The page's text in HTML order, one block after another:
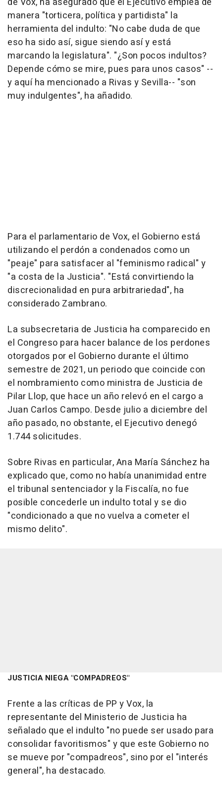
manera "torticera, política y partidista" la
herramienta del indulto: "No cabe duda de que
eso ha sido así, sigue siendo así y está
marcando la legislatura". "¿Son pocos indultos?
Depende cómo se mire, pues para unos casos" --
y aquí ha mencionado a Rivas y Sevilla-- "son
muy indulgentes", ha añadido.
Para el parlamentario de Vox, el Gobierno está
utilizando el perdón a condenados como un
"peaje" para satisfacer al "feminismo radical" y
"a costa de la Justicia". "Está convirtiendo la
discrecionalidad en pura arbitrariedad", ha
considerado Zambrano.
La subsecretaria de Justicia ha comparecido en
el Congreso para hacer balance de los perdones
otorgados por el Gobierno durante el último
semestre de 2021, un periodo que coincide con
el nombramiento como ministra de Justicia de
Pilar Llop, que hace un año relevó en el cargo a
Juan Carlos Campo. Desde julio a diciembre del
año pasado, no obstante, el Ejecutivo denegó
1.744 solicitudes.
Sobre Rivas en particular, Ana María Sánchez ha
explicado que, como no había unanimidad entre
el tribunal sentenciador y la Fiscalía, no fue
posible concederle un indulto total y se dio
"condicionado a que no vuelva a cometer el
mismo delito".
JUSTICIA NIEGA "COMPADREOS"
Frente a las críticas de PP y Vox, la
representante del Ministerio de Justicia ha
señalado que el indulto "no puede ser usado para
consolidar favoritismos" y que este Gobierno no
se mueve por "compadreos", sino por el "interés
general", ha destacado.